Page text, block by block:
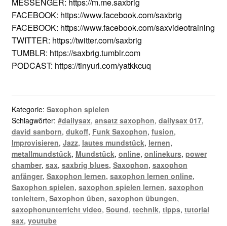
MESSENGER: https://m.me.saxbrig
FACEBOOK: https://www.facebook.com/saxbrig
FACEBOOK: https://www.facebook.com/saxvideotraining
TWITTER: https://twitter.com/saxbrig
TUMBLR: https://saxbrig.tumblr.com
PODCAST: https://tinyurl.com/yatkkcuq
Kategorie: Saxophon spielen
Schlagwörter: #dailysax, ansatz saxophon, dailysax 017,
david sanborn, dukoff, Funk Saxophon, fusion,
Improvisieren, Jazz, lautes mundstück, lernen,
metallmundstück, Mundstück, online, onlinekurs, power
chamber, sax, saxbrig blues, Saxophon, saxophon
anfänger, Saxophon lernen, saxophon lernen online,
Saxophon spielen, saxophon spielen lernen, saxophon
tonleitern, Saxophon üben, saxophon übungen,
saxophonunterricht video, Sound, technik, tipps, tutorial
sax, youtube